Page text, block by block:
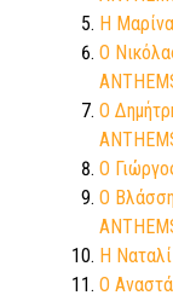
Η
Ο
Ο
Ο
Ο
Η
Ο